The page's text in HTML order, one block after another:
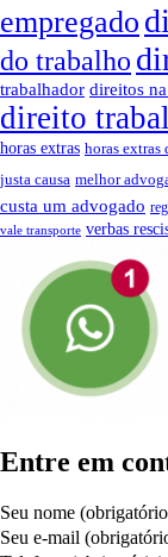
empregado
do trabalho
trabalhador direitos
direito
horas extras horas extras
justa causa melhor
custa um advogado
vale transporte verbas
Entre em
Seu nome
Seu e-mail